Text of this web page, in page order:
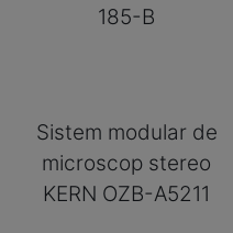
185-B
Sistem modular de
microscop stereo
KERN OZB-A5211